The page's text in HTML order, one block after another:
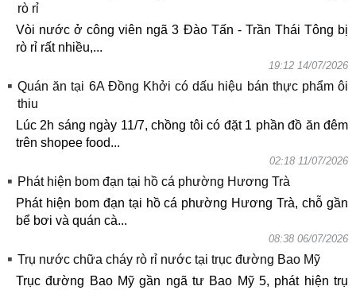
rò rỉ
Vòi nước ở công viên ngã 3 Đào Tấn - Trần Thái Tông bị
rò rỉ rất nhiều,...
19:12 14/07/2026
Quán ăn tại 6A Đồng Khởi có dấu hiệu bán thực phẩm ôi
thiu
Lúc 2h sáng ngày 11/7, chồng tôi có đặt 1 phần đồ ăn đêm
trên shopee food...
02:18 11/07/2026
Phát hiện bom đạn tại hồ cá phường Hương Trà
Phát hiện bom đạn tại hồ cá phường Hương Trà, chỗ gần
bể bơi và quán cà...
08:38 06/07/2026
Trụ nước chữa cháy rò rỉ nước tại trục đường Bao Mỹ
Trục đường Bao Mỹ gần ngã tư Bao Mỹ 5, phát hiện trụ